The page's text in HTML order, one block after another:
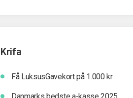
Krifa
Få LuksusGavekort på 1.000 kr